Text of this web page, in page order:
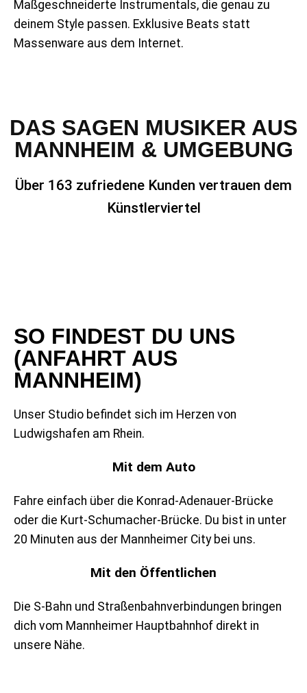
Maßgeschneiderte Instrumentals, die genau zu
deinem Style passen. Exklusive Beats statt
Massenware aus dem Internet.
DAS SAGEN MUSIKER AUS
MANNHEIM & UMGEBUNG
Über 163 zufriedene Kunden vertrauen dem
Künstlerviertel
SO FINDEST DU UNS
(ANFAHRT AUS
MANNHEIM)
Unser Studio befindet sich im Herzen von
Ludwigshafen am Rhein.
Mit dem Auto
Fahre einfach über die Konrad-Adenauer-Brücke
oder die Kurt-Schumacher-Brücke. Du bist in unter
20 Minuten aus der Mannheimer City bei uns.
Mit den Öffentlichen
Die S-Bahn und Straßenbahnverbindungen bringen
dich vom Mannheimer Hauptbahnhof direkt in
unsere Nähe.